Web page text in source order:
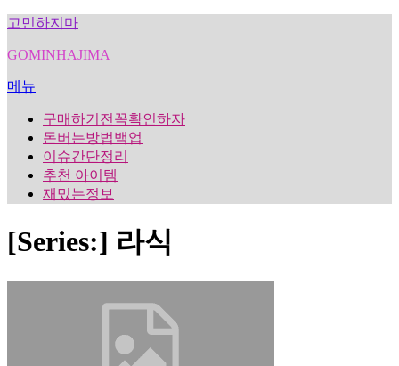
내
으
로
바
고민하지마
GOMINHAJIMA
메뉴
구매하기전꼭확인하자
돈버는방법백업
이슈간단정리
추천 아이템
재밌는정보
[Series:] 라식